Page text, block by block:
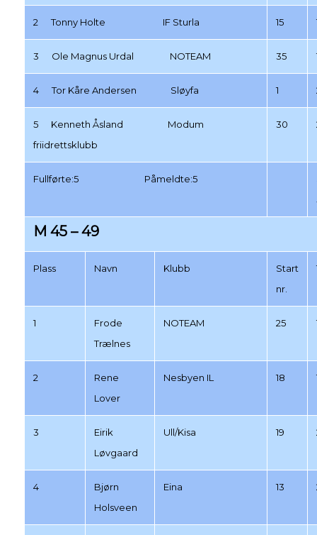
2 Tonny Holte IF Sturla 15
3 Ole Magnus Urdal NOTEAM 35
4 Tor Kåre Andersen Sløyfa 1
5 Kenneth Åsland Modum
friidrettsklubb
30
Fullførte:5 Påmeldte:5
M 45 – 49
Plass Navn Klubb
Start
nr.
1
Frode
Trælnes
NOTEAM 25
2
Rene
Lover
Nesbyen IL 18
3
Eirik
Løvgaard
Ull/Kisa 19
4
Bjørn
Holsveen
Eina 13